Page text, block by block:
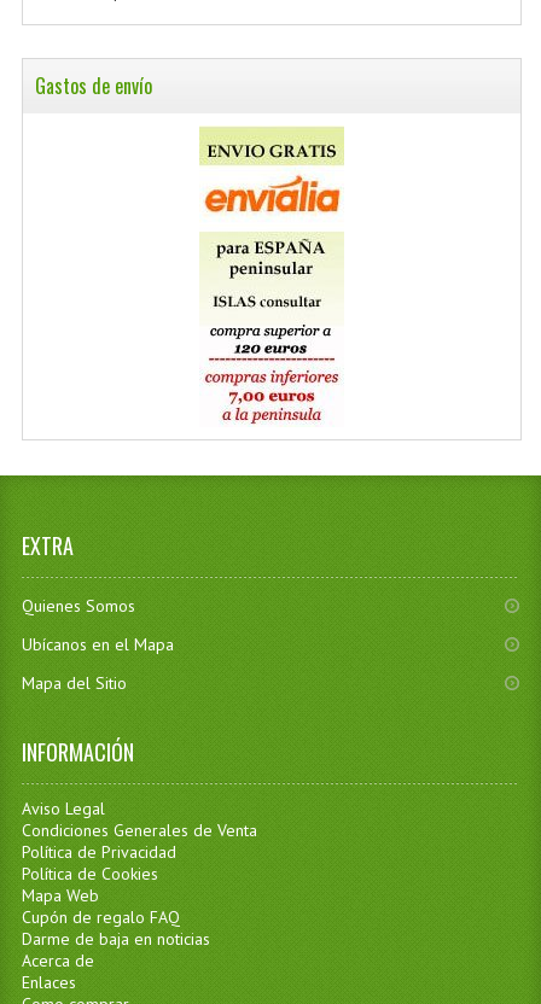
Gastos de envío
EXTRA
Quienes Somos
Ubícanos en el Mapa
Mapa del Sitio
INFORMACIÓN
Aviso Legal
Condiciones Generales de Venta
Política de Privacidad
Política de Cookies
Mapa Web
Cupón de regalo FAQ
Darme de baja en noticias
Acerca de
Enlaces